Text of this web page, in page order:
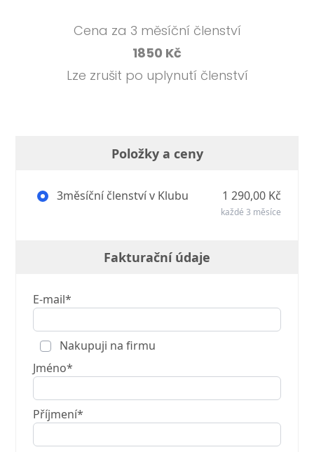
Cena za 3 měsíční členství
1850 Kč
Lze zrušit po uplynutí členství
Položky a ceny
3měsíční členství v Klubu 1 290,00 Kč
každé 3 měsíce
Fakturační údaje
E-mail*
Nakupuji na firmu
Jméno*
Příjmení*